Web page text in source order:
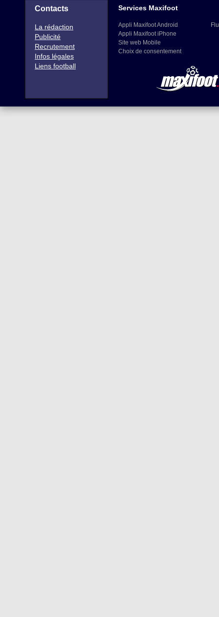
Contacts
La rédaction
Publicité
Recrutement
Infos légales
Liens football
Services Maxifoot
Appli Maxifoot Android
Appli Maxifoot iPhone
Site web Mobile
Choix de consentement